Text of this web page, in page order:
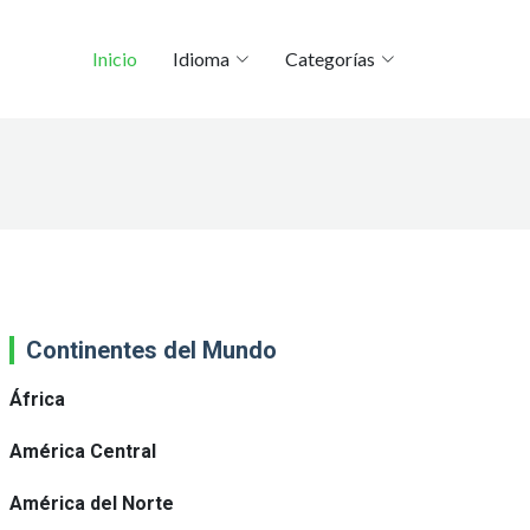
Inicio Idioma Categorías
Continentes del Mundo
África
América Central
América del Norte